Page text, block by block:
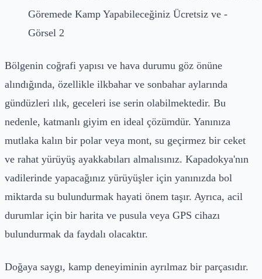
Göremede Kamp Yapabileceğiniz Ücretsiz ve -
Görsel 2
Bölgenin coğrafi yapısı ve hava durumu göz önüne
alındığında, özellikle ilkbahar ve sonbahar aylarında
gündüzleri ılık, geceleri ise serin olabilmektedir. Bu
nedenle, katmanlı giyim en ideal çözümdür. Yanınıza
mutlaka kalın bir polar veya mont, su geçirmez bir ceket
ve rahat yürüyüş ayakkabıları almalısınız. Kapadokya'nın
vadilerinde yapacağınız yürüyüşler için yanınızda bol
miktarda su bulundurmak hayati önem taşır. Ayrıca, acil
durumlar için bir harita ve pusula veya GPS cihazı
bulundurmak da faydalı olacaktır.
Doğaya saygı, kamp deneyiminin ayrılmaz bir parçasıdır.